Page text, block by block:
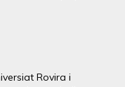
Rovira i